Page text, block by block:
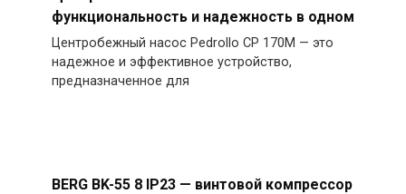
функциональность и надежность в одном
Центробежный насос Pedrollo CP 170M — это
надежное и эффективное устройство,
предназначенное для
BERG BK-55 8 IP23 — винтовой компрессор